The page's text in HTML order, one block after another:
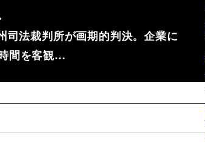
司法裁判所が画期的判決。企業に
間を客観…